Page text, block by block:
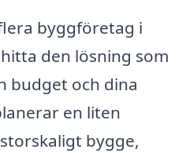
byggföretag i
den lösning som
budget och dina
en liten
bygge,